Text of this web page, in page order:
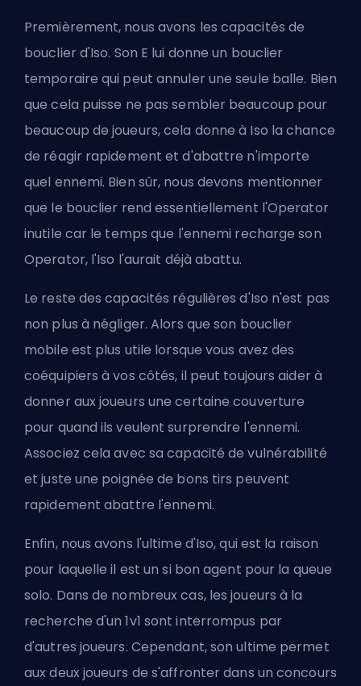
Premièrement, nous avons les capacités de
bouclier d'Iso. Son E lui donne un bouclier
temporaire qui peut annuler une seule balle. Bien
que cela puisse ne pas sembler beaucoup pour
beaucoup de joueurs, cela donne à Iso la chance
de réagir rapidement et d'abattre n'importe
quel ennemi. Bien sûr, nous devons mentionner
que le bouclier rend essentiellement l'Operator
inutile car le temps que l'ennemi recharge son
Operator, l'Iso l'aurait déjà abattu.
Le reste des capacités régulières d'Iso n'est pas
non plus à négliger. Alors que son bouclier
mobile est plus utile lorsque vous avez des
coéquipiers à vos côtés, il peut toujours aider à
donner aux joueurs une certaine couverture
pour quand ils veulent surprendre l'ennemi.
Associez cela avec sa capacité de vulnérabilité
et juste une poignée de bons tirs peuvent
rapidement abattre l'ennemi.
Enfin, nous avons l'ultime d'Iso, qui est la raison
pour laquelle il est un si bon agent pour la queue
solo. Dans de nombreux cas, les joueurs à la
recherche d'un 1v1 sont interrompus par
d'autres joueurs. Cependant, sonultime permet
aux deux joueurs de s'affronter dans un concours